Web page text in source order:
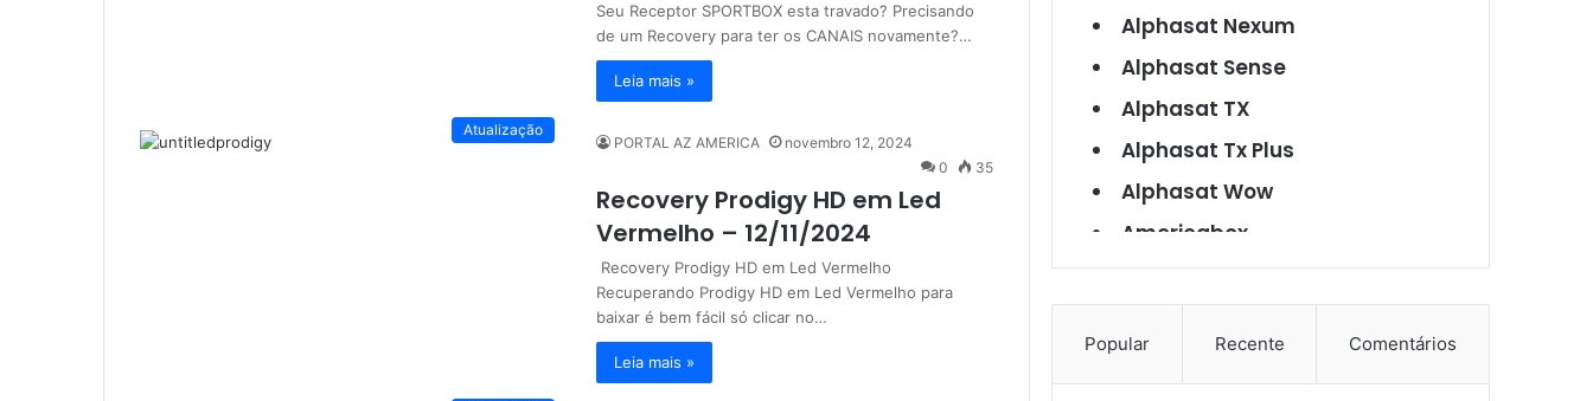
Seu Receptor SPORTBOX esta travado? Precisando
de um Recovery para ter os CANAIS novamente?…
Leia mais »
Atualização
PORTAL AZ AMERICA
novembro 12, 2024
0
35
Recovery Prodigy HD em Led
Vermelho – 12/11/2024
Recovery Prodigy HD em Led Vermelho
Recuperando Prodigy HD em Led Vermelho para
baixar é bem fácil só clicar no…
Leia mais »
Alphasat Nexum
Alphasat Sense
Alphasat TX
Alphasat Tx Plus
Alphasat Wow
Americabox
Americabox S101
Americabox S105 Plus
Popular Recente Comentários